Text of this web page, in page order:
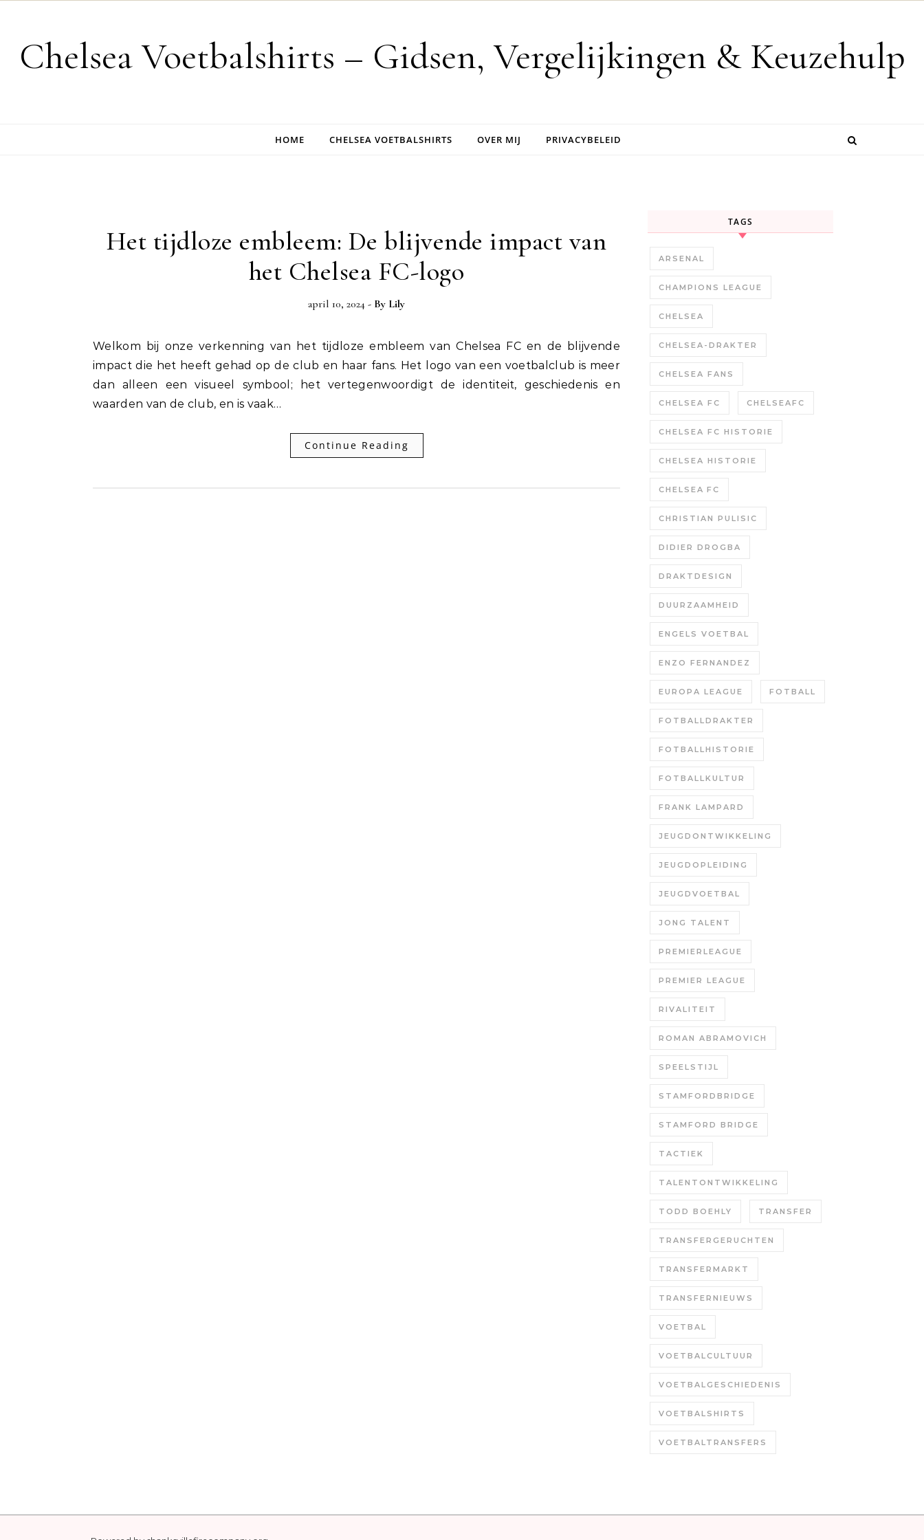
Chelsea Voetbalshirts – Gidsen, Vergelijkingen & Keuzehulp
HOME CHELSEA VOETBALSHIRTS OVER MIJ PRIVACYBELEID
Het tijdloze embleem: De blijvende impact van
het Chelsea FC-logo
april 10, 2024 - By Lily
Welkom bij onze verkenning van het tijdloze embleem van Chelsea FC en de blijvende
impact die het heeft gehad op de club en haar fans. Het logo van een voetbalclub is meer
dan alleen een visueel symbool; het vertegenwoordigt de identiteit, geschiedenis en
waarden van de club, en is vaak…
Continue Reading
TAGS
ARSENAL
CHAMPIONS LEAGUE
CHELSEA
CHELSEA-DRAKTER
CHELSEA FANS
CHELSEA FC CHELSEAFC
CHELSEA FC HISTORIE
CHELSEA HISTORIE
CHELSEA FC
CHRISTIAN PULISIC
DIDIER DROGBA
DRAKTDESIGN
DUURZAAMHEID
ENGELS VOETBAL
ENZO FERNANDEZ
EUROPA LEAGUE FOTBALL
FOTBALLDRAKTER
FOTBALLHISTORIE
FOTBALLKULTUR
FRANK LAMPARD
JEUGDONTWIKKELING
JEUGDOPLEIDING
JEUGDVOETBAL
JONG TALENT
PREMIERLEAGUE
PREMIER LEAGUE
RIVALITEIT
ROMAN ABRAMOVICH
SPEELSTIJL
STAMFORDBRIDGE
STAMFORD BRIDGE
TACTIEK
TALENTONTWIKKELING
TODD BOEHLY TRANSFER
TRANSFERGERUCHTEN
TRANSFERMARKT
TRANSFERNIEUWS
VOETBAL
VOETBALCULTUUR
VOETBALGESCHIEDENIS
VOETBALSHIRTS
VOETBALTRANSFERS